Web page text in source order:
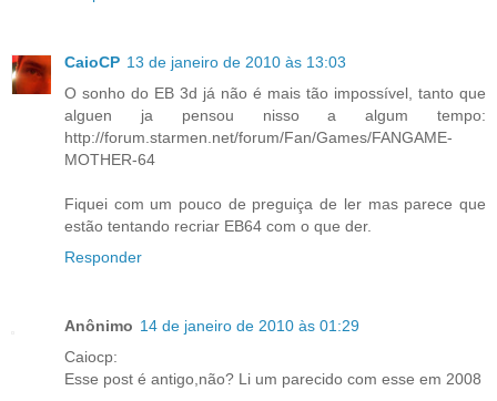
CaioCP 13 de janeiro de 2010 às 13:03
O sonho do EB 3d já não é mais tão impossível, tanto que
alguen ja pensou nisso a algum tempo:
http://forum.starmen.net/forum/Fan/Games/FANGAME-
MOTHER-64
Fiquei com um pouco de preguiça de ler mas parece que
estão tentando recriar EB64 com o que der.
Responder
Anônimo 14 de janeiro de 2010 às 01:29
Caiocp:
Esse post é antigo,não? Li um parecido com esse em 2008